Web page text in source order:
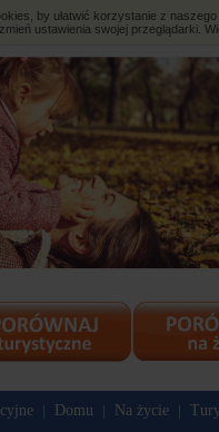
by ułatwić korzystanie z
zmień ustawienia swojej przeglądarki.
Domu Na życie